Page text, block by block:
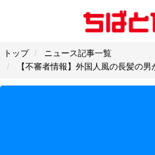
トップ
ニュース記事一覧
【不審者情報】外国人風の長髪の